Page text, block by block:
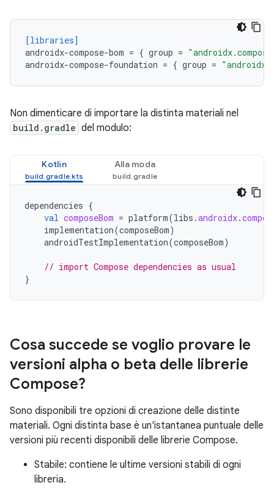
[libraries]
androidx-compose-bom = { group =
androidx-compose-foundation = { group =
Non dimenticare di importare la distinta materiali nel
build.gradle del modulo:
Kotlin Alla moda
dependencies {
val composeBom = platform(libs .androidx.
implementation(composeBom)
androidTestImplementation(composeBom)
// import Compose dependencies as usual
}
Cosa succede se voglio provare le
versioni alpha o beta delle librerie
Compose?
Sono disponibili tre opzioni di creazione delle distinte
materiali. Ogni distinta base è un'istantanea puntuale delle
versioni più recenti disponibili delle librerie Compose.
Stabile: contiene le ultime versioni stabili di ogni
libreria.